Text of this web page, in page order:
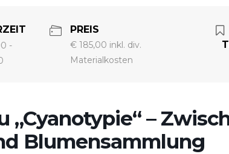
-
PREIS
€ 185,00 inkl. div.
Materialkosten
„Cyanotypie“ –
Blumensammlung